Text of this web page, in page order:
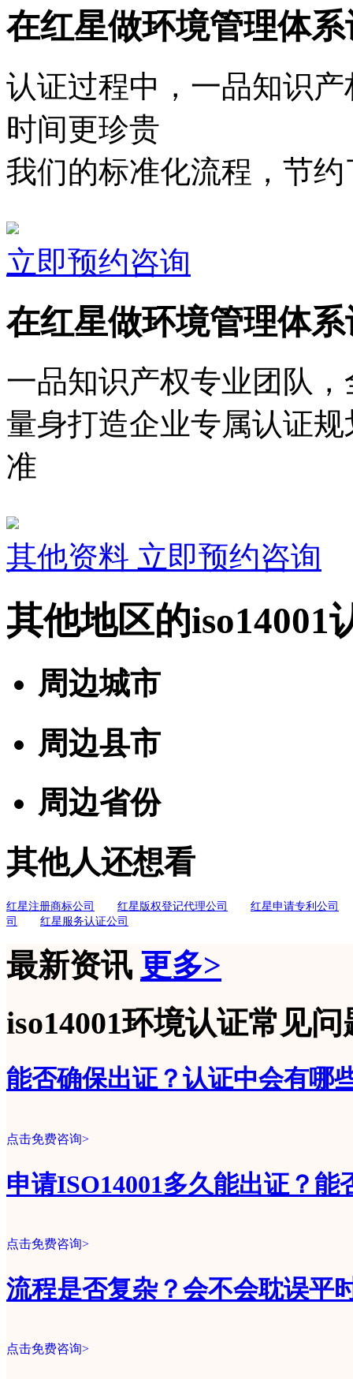
在红星做环境管理体
认证过程中，一品知识
时间更珍贵
我们的标准化流程，节
立即预约咨询
在红星做环境管理体
一品知识产权专业团队
量身打造企业专属认证
准
其他资料 立即预约咨询
其他地区的iso14001
周边城市
周边县市
周边省份
其他人还想看
红星注册商标公司 红星版权登记代理公司
红星申请专利公司
司
红星服务认证公司
最新资讯 更多>
iso14001环境认证常见
能否确保出证？认证中会有哪
点击免费咨询>
申请ISO14001多久能出证？能
点击免费咨询>
流程是否复杂？会不会耽误平
点击免费咨询>